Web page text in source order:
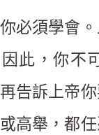
必須學會
此，你不
告訴上帝
高舉，都